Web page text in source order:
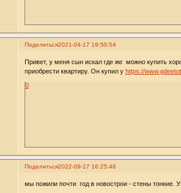
Поделиться2021-04-17 19:50:54
Привет, у меня сын искал где же можно купить
приобрести квартиру. Он купил у https://
0
Поделиться2022-09-17 16:25:48
мы пожили почти год в новострои - стены тонкие.